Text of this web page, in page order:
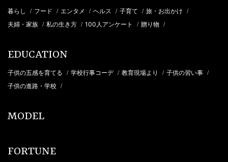
暮らし / フード / エンタメ / ヘルス / 子育て / 旅・お出かけ /
夫婦・家族 / 私の生き方 / 100人アンケート / 贈り物 /
EDUCATION
子供の五感を育てる / 学校行事コーデ / 教育現場より / 子供の習い事 /
子供の進路・学校 /
MODEL
FORTUNE